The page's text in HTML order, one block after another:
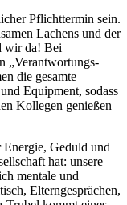
Pflichttermin sein.
Lachens und der
wir da! Bei
„Verantwortungs-
die gesamte
Equipment, sodass
Kollegen genießen
Geduld und
hat: unsere
mentale und
Elterngesprächen,